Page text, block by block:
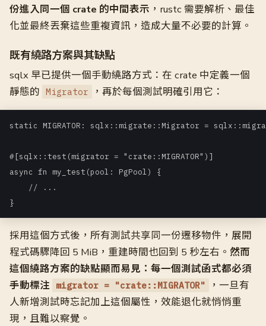
份進入同一個 crate 的中間表示 ，rustc 需要解析、最佳
化並最終丟棄這些重複資訊，造成大量不必要的計算。
既有繞路方案與其缺點
sqlx 早已提供一個手動繞路方式：在 crate 中定義一個
靜態的 Migrator ，再於每個測試明確引用它：
static MIGRATOR: sqlx::migrate::Migrator =
#[sqlx::test(migrator = "crate::MIGRATOR")]
async fn my_test(pool: PgPool) {
    // ...
採用這個方式後，所有測試共享同一份遷移物件，展開
程式碼驟降回 5 MiB，重建時間也回到 5 秒左右。 然而
這個繞路方案的缺點顯而易見：每一個測試函式都必須
手動標注 migrator = "crate::MIGRATOR"
，一旦有
人新增測試時忘記加上這個屬性，效能退化就悄悄重
現，且難以察覺。